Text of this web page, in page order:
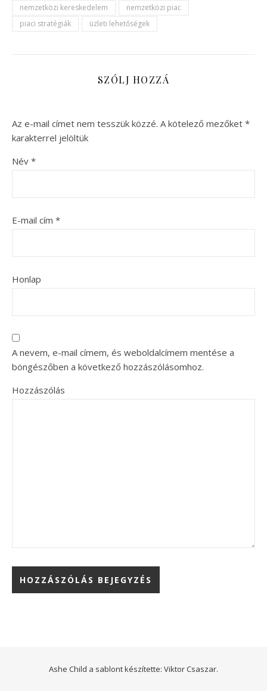
nemzetközi kereskedelem
nemzetközi piac
piaci stratégiák
üzleti lehetőségek
SZÓLJ HOZZÁ
Az e-mail címet nem tesszük közzé. A kötelező mezőket *
karakterrel jelöltük
Név *
E-mail cím *
Honlap
A nevem, e-mail címem, és weboldalcímem mentése a
böngészőben a következő hozzászólásomhoz.
Hozzászólás
Ashe Child a sablont készítette: Viktor Csaszar.